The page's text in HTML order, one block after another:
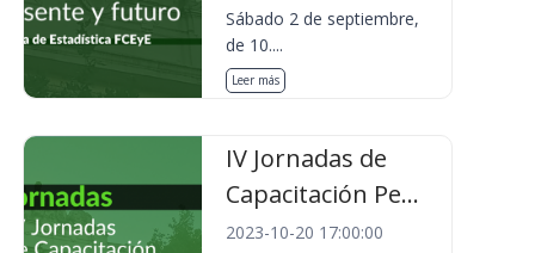
Sábado 2 de septiembre,
de 10....
Leer más
IV Jornadas de
Capacitación Pe...
2023-10-20 17:00:00